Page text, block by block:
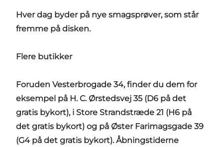
Hver dag byder på nye smagsprøver, som står
fremme på disken.
Flere butikker
Foruden Vesterbrogade 34, finder du dem for
eksempel på H. C. Ørstedsvej 35 (D6 på det
gratis bykort), i Store Strandstræde 21 (H6 på
det gratis bykort) og på Øster Farimagsgade 39
(G4 på det gratis bykort). Åbningstiderne